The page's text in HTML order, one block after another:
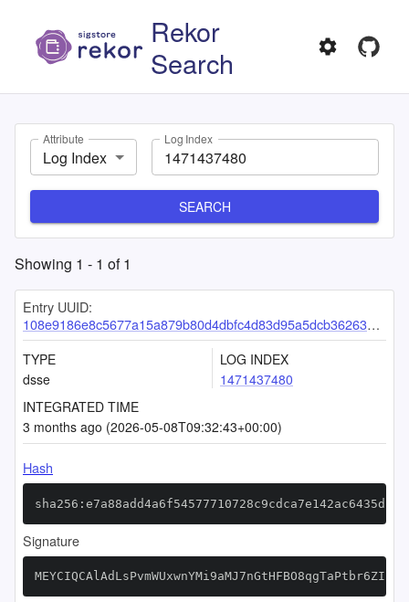
Rekor
Search
Attribute
Log Index
Log Index
SEARCH
Showing 1 - 1 of1
Entry UUID:
108e9186e8c5677a15a879b80d4dbfc4d83d95a5dcb3626393a990150260ec93f3d110449b9c05d6
TYPE
dsse
LOG INDEX
1471437480
INTEGRATED TIME
3 months ago (2026-05-08T09:32:43+00:00)
Hash
Signature